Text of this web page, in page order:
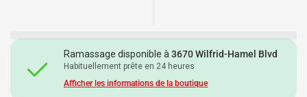
Ramassage disponible à3670 Wilfrid-Hamel Blvd
Habituellement prête en 24 heures
Afficher les informations de la boutique